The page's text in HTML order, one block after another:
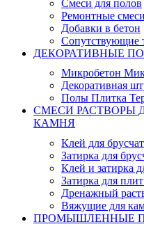
Смеси для полов
Ремонтные
Добавки в бетон
Сопутствующие
ДЕКОРАТИВНЫЕ
Микробетон
Декоративная
Полы Плитка
СМЕСИ РАСТВОРЫ
КАМНЯ
Клей для
Затирка для
Клей и затирка
Затирка для
Дренажный
Вяжущие для
ПРОМЫШЛЕННЫЕ